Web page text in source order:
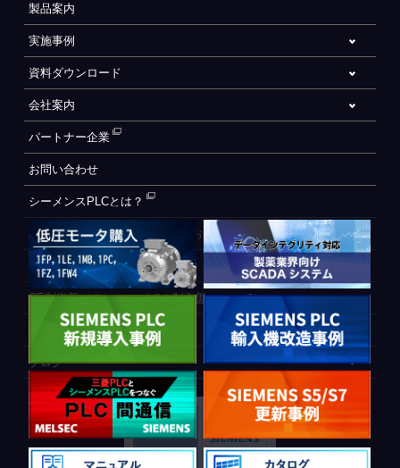
製品案内
実施事例
資料ダウンロード
会社案内
パートナー企業
お問い合わせ
シーメンスPLCとは？
自動化設備をご検討されているお客様へ
WEB会員登録フォーム
CE制御盤（ヨーロッパでの制御盤について）
PLC間通信
ブログ